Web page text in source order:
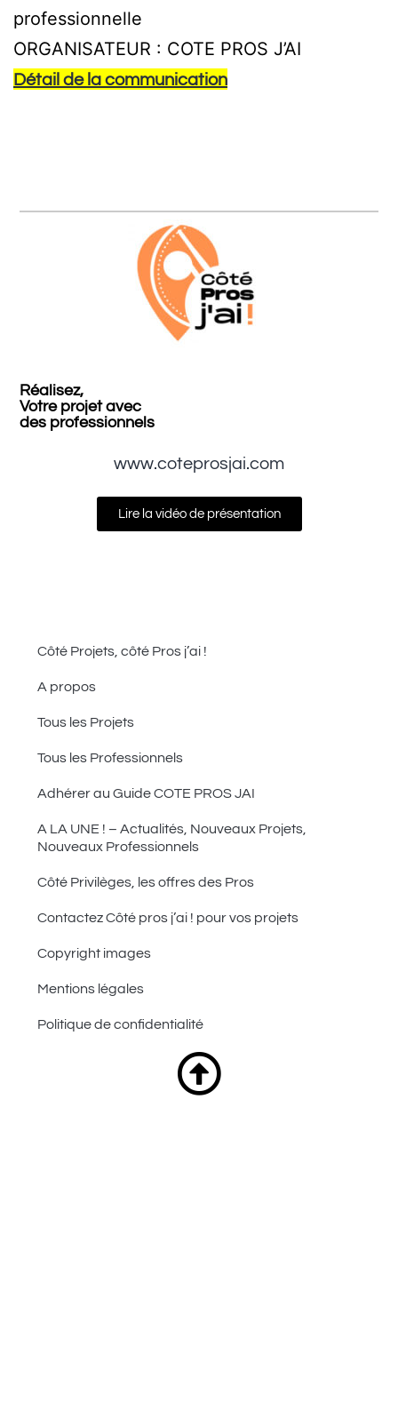
professionnelle
ORGANISATEUR : COTE PROS J’AI
Détail de la communication
Réalisez,
Votre projet avec
des professionnels
www.coteprosjai.com
Lire la vidéo de présentation
Côté Projets, côté Pros j’ai !
A propos
Tous les Projets
Tous les Professionnels
Adhérer au Guide COTE PROS JAI
A LA UNE ! – Actualités, Nouveaux Projets,
Nouveaux Professionnels
Côté Privilèges, les offres des Pros
Contactez Côté pros j’ai ! pour vos projets
Copyright images
Mentions légales
Politique de confidentialité